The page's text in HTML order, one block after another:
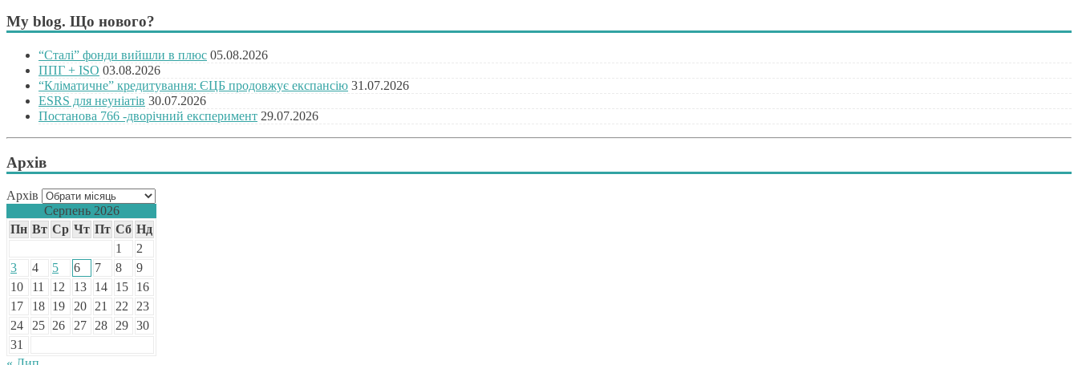
My blog. Що нового?
“Сталі” фонди вийшли в плюс 05.08.2026
ППГ + ISO 03.08.2026
“Кліматичне” кредитування: ЄЦБ продовжує експансію 31.07.2026
ESRS для неуніатів 30.07.2026
Постанова 766 -дворічний експеримент 29.07.2026
Архів
Архів
Серпень 2026
Пн Вт Ср Чт Пт Сб Нд
1
2
3
4 5 6 7 8
9
10
11 12 13 14 15
16
17
18 19 20 21 22
23
24
25 26 27 28 29 30
31